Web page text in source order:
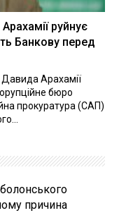
руйнує
Банкову перед
Давида Арахамії
бюро
прокуратура (САП)
причина